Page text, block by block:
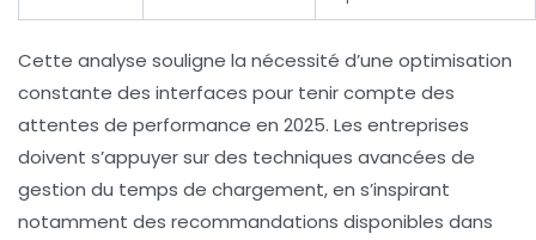
Cette analyse souligne la nécessité d’une optimisation
constante des interfaces pour tenir compte des
attentes de performance en 2025. Les entreprises
doivent s’appuyer sur des techniques avancées de
gestion du temps de chargement, en s’inspirant
notamment des recommandations disponibles dans